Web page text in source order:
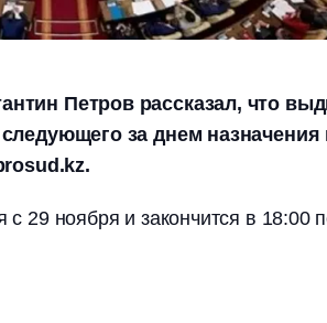
Петров рассказал, что
за днем
29 ноября и закончится в 18:00